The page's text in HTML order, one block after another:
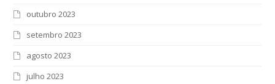
outubro 2023
setembro 2023
agosto 2023
julho 2023